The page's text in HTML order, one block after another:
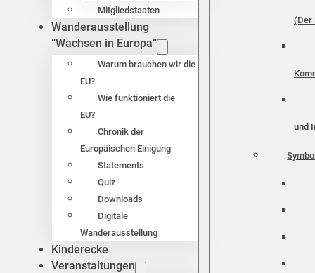
Mitgliedstaaten
Wanderausstellung
“Wachsen in Europa”
Warum brauchen wir die
EU?
Wie funktioniert die
EU?
Chronik der
Europäischen Einigung
Statements
Quiz
Downloads
Digitale
Wanderausstellung
Kinderecke
Veranstaltungen
(Der
und